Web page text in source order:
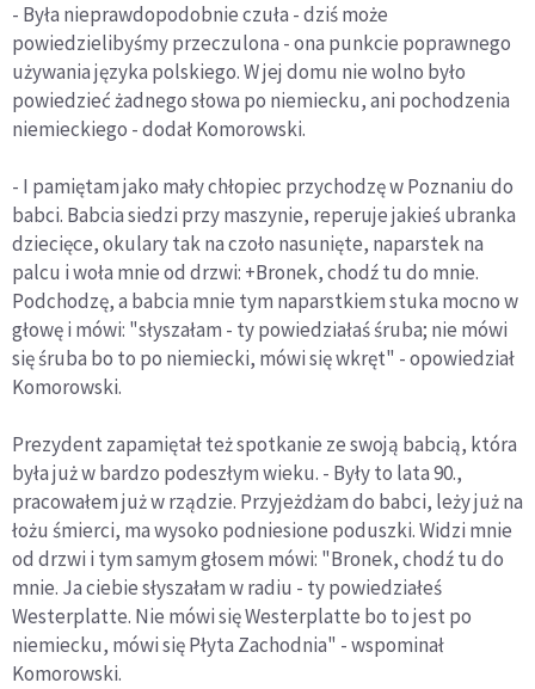
- Była nieprawdopodobnie czuła - dziś może
powiedzielibyśmy przeczulona - ona punkcie poprawnego
używania języka polskiego. W jej domu nie wolno było
powiedzieć żadnego słowa po niemiecku, ani pochodzenia
niemieckiego - dodał Komorowski.
- I pamiętam jako mały chłopiec przychodzę w Poznaniu do
babci. Babcia siedzi przy maszynie, reperuje jakieś ubranka
dziecięce, okulary tak na czoło nasunięte, naparstek na
palcu i woła mnie od drzwi: +Bronek, chodź tu do mnie.
Podchodzę, a babcia mnie tym naparstkiem stuka mocno w
głowę i mówi: "słyszałam - ty powiedziałaś śruba; nie mówi
się śruba bo to po niemiecki, mówi się wkręt" - opowiedział
Komorowski.
Prezydent zapamiętał też spotkanie ze swoją babcią, która
była już w bardzo podeszłym wieku. - Były to lata 90.,
pracowałem już w rządzie. Przyjeżdżam do babci, leży już na
łożu śmierci, ma wysoko podniesione poduszki. Widzi mnie
od drzwi i tym samym głosem mówi: "Bronek, chodź tu do
mnie. Ja ciebie słyszałam w radiu - ty powiedziałeś
Westerplatte. Nie mówi się Westerplatte bo to jest po
niemiecku, mówi się Płyta Zachodnia" - wspominał
Komorowski.